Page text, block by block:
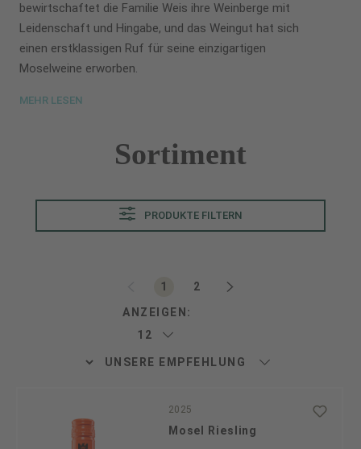
bewirtschaftet die Familie Weis ihre Weinberge mit
Leidenschaft und Hingabe, und das Weingut hat sich
einen erstklassigen Ruf für seine einzigartigen
Moselweine erworben.
MEHR LESEN
Sortiment
PRODUKTE FILTERN
Seite
1 Seite
2
ANZEIGEN:
2025
Mosel Riesling